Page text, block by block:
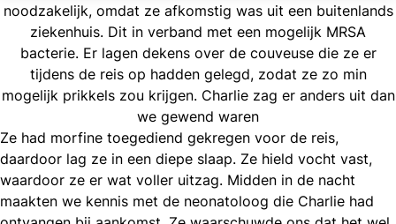
noodzakelijk, omdat ze afkomstig was uit een buitenlands
ziekenhuis. Dit in verband met een mogelijk MRSA
bacterie. Er lagen dekens over de couveuse die ze er
tijdens de reis op hadden gelegd, zodat ze zo min
mogelijk prikkels zou krijgen. Charlie zag er anders uit dan
we gewend waren
Ze had morfine toegediend gekregen voor de reis,
daardoor lag ze in een diepe slaap. Ze hield vocht vast,
waardoor ze er wat voller uitzag. Midden in de nacht
maakten we kennis met de neonatoloog die Charlie had